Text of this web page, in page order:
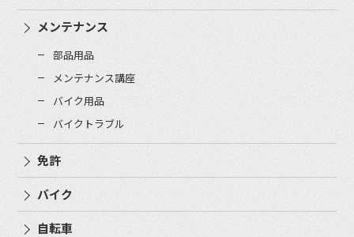
メンテナンス
部品用品
メンテナンス講座
バイク用品
バイクトラブル
免許
バイク
自転車